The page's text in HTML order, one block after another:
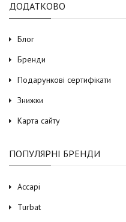
ДОДАТКОВО
Блог
Бренди
Подарункові сертифікати
Знижки
Карта сайту
ПОПУЛЯРНІ БРЕНДИ
Accapi
Turbat